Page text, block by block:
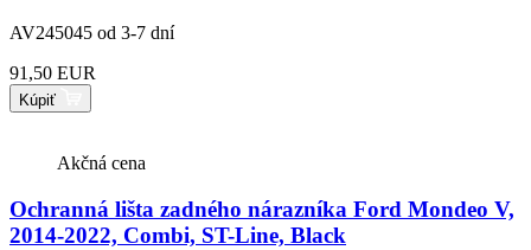
AV245045 od 3-7 dní
91,50 EUR
Kúpiť
Akčná cena
Ochranná lišta zadného nárazníka Ford Mondeo V,
2014-2022, Combi, ST-Line, Black